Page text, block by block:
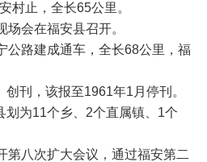
村止，全长65公里。
会在福安县召开。
路建成通车，全长68公里，福
刊，该报至1961年1月停刊。
为11个乡、2个直属镇、1个
八次扩大会议，通过福安第二